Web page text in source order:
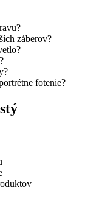
záberov?
fotenie?